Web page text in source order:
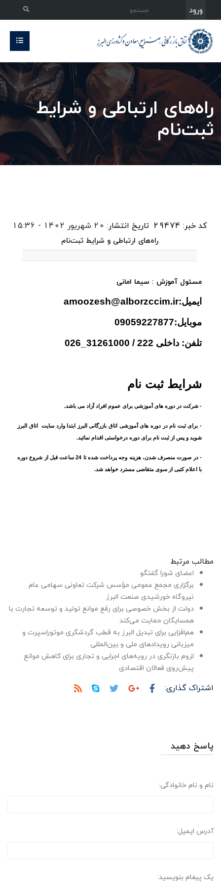
ورود
راه‌های ارتباطی و شرایط
ثبت‌نام
کد خبر: 29474 تاریخ انتشار: 20 شهریور 1402 - 15:36
راه‌های ارتباطی و شرایط ثبت‌نام
مسئول آموزش : سیما امانی
ایمیل:amoozesh@alborzccim.ir
موبایل:09059227877
تلفن: داخلی 222 / 31261000_026
شرایط ثبت نام
- شرکت در دوره های آموزشی برای عموم افراد آزاد می باشد.
- برای ثبت نام در دوره های آموزشی اتاق بازرگانی البرز ابتدا وارد سایت اتاق البرز
شوید و پس از ثبت نام برای دوره درخواستی اقدام نمائید.
- در صورت منصرف شدن، هزینه وجه پرداخت شده تا 24 ساعت قبل از شروع دوره
با اعلام کتبی از سوی متقاضی مسترد خواهد شد.
مطالب مرتبط
اعضای شورا گفتگو
برگزاری مجمع عمومی مؤسس شرکت تعاونی سهامی عام
نیروگاه خورشیدی صنعت البرز
دولت از بخش خصوصی برای رفع موانع تولید و توسعه تجارت با
همسایگان حمایت می‌کند
هم‌افزایی برای تبدیل البرز به قطب گردشگری موتوراسپرت و
میزبانی رویدادهای ملی و بین‌المللی
لزوم بازنگری در رویه‌های اجرایی و تجاری برای کاهش موانع
پیش‌روی فعالان اقتصادی
اشتراک گذاری:
پاسخ دهید
نام و نام خانوادگی:
آدرس ایمیل:
یک پیغام بنویسید: